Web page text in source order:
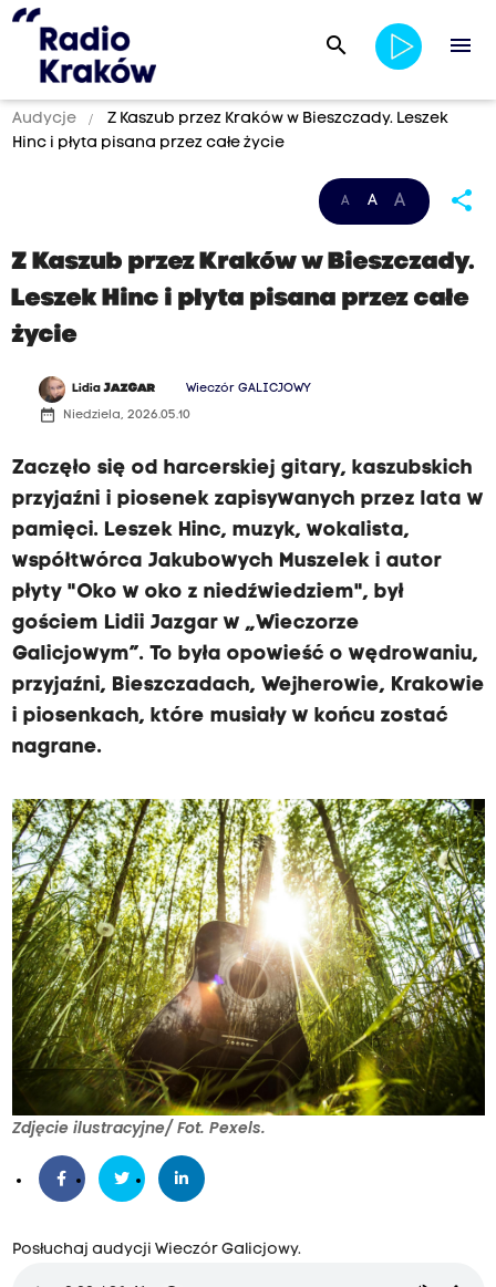
search menu
Audycje
Z Kaszub przez Kraków w Bieszczady. Leszek
Hinc i płyta pisana przez całe życie
A A A share
Z Kaszub przez Kraków w Bieszczady.
Leszek Hinc i płyta pisana przez całe
życie
LidiaJAZGAR Wieczór GALICJOWY
date_range Niedziela, 2026.05.10
Zaczęło się od harcerskiej gitary, kaszubskich
przyjaźni i piosenek zapisywanych przez lata w
pamięci. Leszek Hinc, muzyk, wokalista,
współtwórca Jakubowych Muszelek i autor
płyty "Oko w oko z niedźwiedziem", był
gościem Lidii Jazgar w „Wieczorze
Galicjowym”. To była opowieść o wędrowaniu,
przyjaźni, Bieszczadach, Wejherowie, Krakowie
i piosenkach, które musiały w końcu zostać
nagrane.
Zdjęcie ilustracyjne/ Fot. Pexels.
Posłuchaj audycji Wieczór Galicjowy.